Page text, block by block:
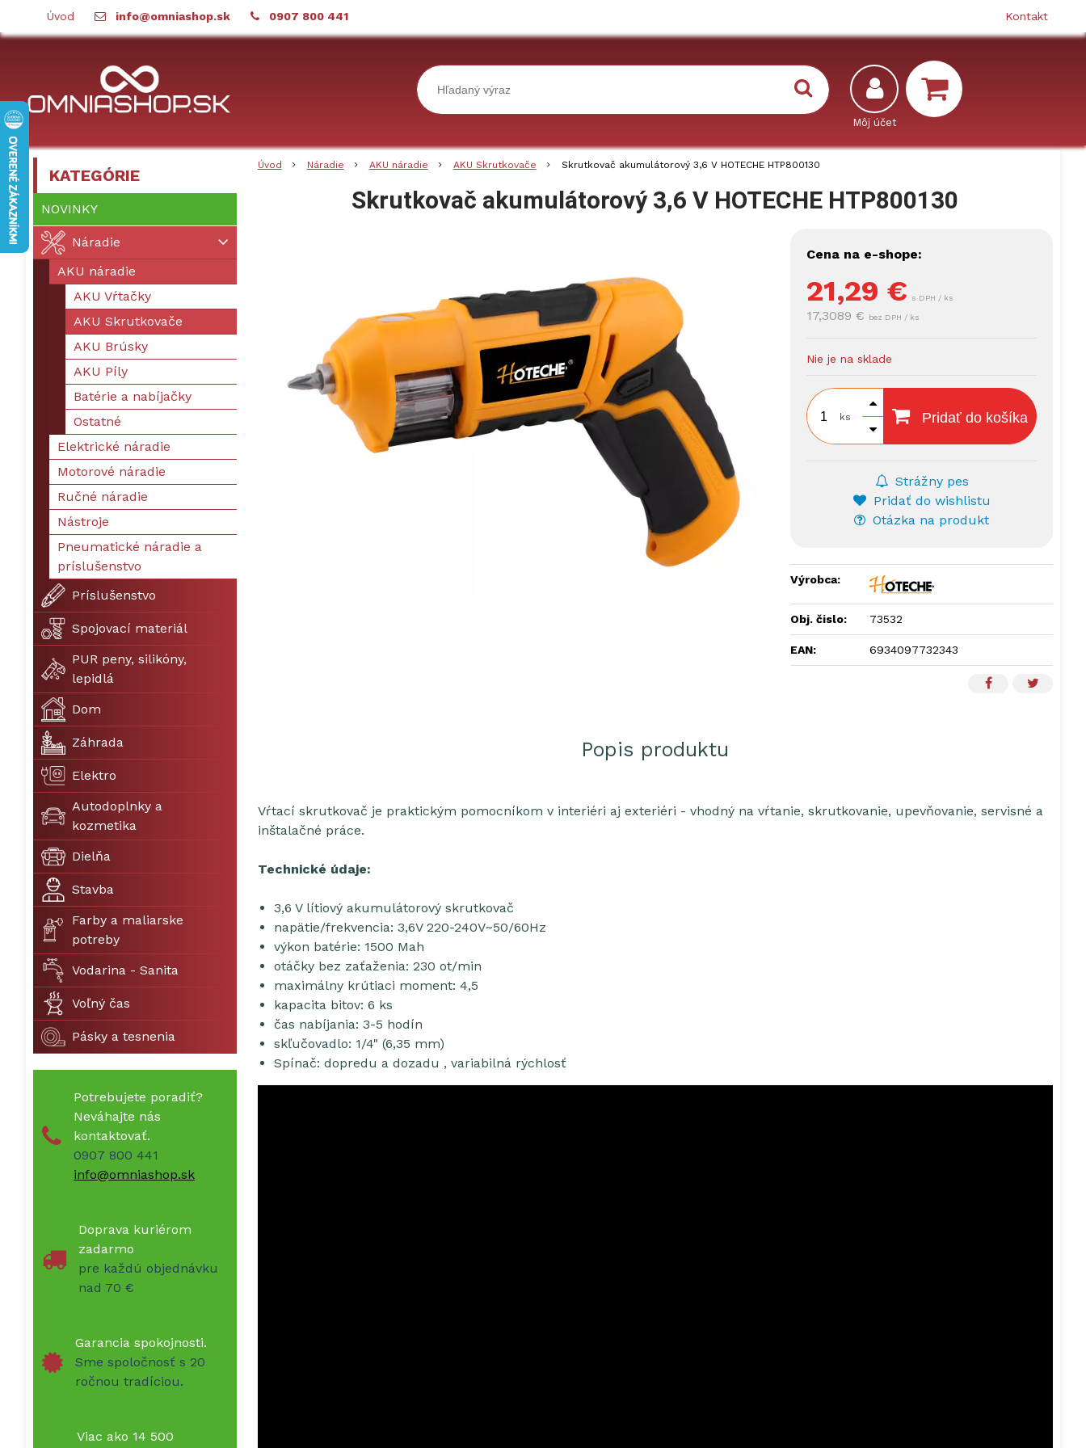
Úvod info@omniashop.sk 0907 800 441 Kontakt
Úvod Náradie AKU náradie AKU Skrutkovače Skrutkovač akumulátorový 3,6 V HOTECHE HTP800130
Skrutkovač akumulátorový 3,6 V HOTECHE HTP800130
Cena na e-shope:
21,29 € s DPH / ks
17,3089 € bez DPH / ks
Nie je na sklade
ks Pridať do košíka
Strážny pes
Pridať do wishlistu
Otázka na produkt
Výrobca:
Obj. čislo: 73532
EAN: 6934097732343
Popis produktu
Vŕtací skrutkovač je praktickým pomocníkom v interiéri aj exteriéri - vhodný na vŕtanie, skrutkovanie, upevňovanie, servisné a
inštalačné práce.
Technické údaje:
3,6 V lítiový akumulátorový skrutkovač
napätie/frekvencia: 3,6V 220-240V~50/60Hz
výkon batérie: 1500 Mah
otáčky bez zaťaženia: 230 ot/min
maximálny krútiaci moment: 4,5
kapacita bitov: 6 ks
čas nabíjania: 3-5 hodín
skľučovadlo: 1/4" (6,35 mm)
Spínač: dopredu a dozadu , variabilná rýchlosť
KATEGÓRIE
NOVINKY
Náradie
AKU náradie
AKU Vŕtačky
AKU Skrutkovače
AKU Brúsky
AKU Píly
Batérie a nabíjačky
Ostatné
Elektrické náradie
Motorové náradie
Ručné náradie
Nástroje
Pneumatické náradie a
príslušenstvo
Príslušenstvo
Spojovací materiál
PUR peny, silikóny,
lepidlá
Dom
Záhrada
Elektro
Autodoplnky a
kozmetika
Dielňa
Stavba
Farby a maliarske
potreby
Vodarina - Sanita
Voľný čas
Pásky a tesnenia
Potrebujete poradiť?
Neváhajte nás
kontaktovať.
0907 800 441
info@omniashop.sk
Doprava kuriérom
zadarmo
pre každú objednávku
nad 70 €
Garancia spokojnosti.
Sme spoločnosť s 20
ročnou tradíciou.
Viac ako 14 500